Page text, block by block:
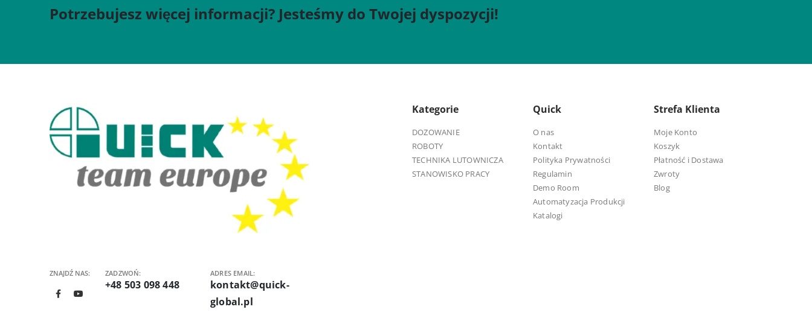
Potrzebujesz więcej informacji? Jesteśmy do Twojej dyspozycji!
ZNAJDŹ NAS: ZADZWOŃ:
+48 503 098 448
ADRES EMAIL:
kontakt@quick-
global.pl
Kategorie
DOZOWANIE
ROBOTY
TECHNIKA LUTOWNICZA
STANOWISKO PRACY
Quick
O nas
Kontakt
Polityka Prywatności
Regulamin
Demo Room
Automatyzacja Produkcji
Katalogi
Strefa Klienta
Moje Konto
Koszyk
Płatność i Dostawa
Zwroty
Blog